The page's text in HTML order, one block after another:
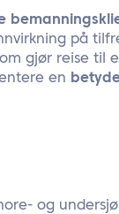
på
gjør reise til
en
og